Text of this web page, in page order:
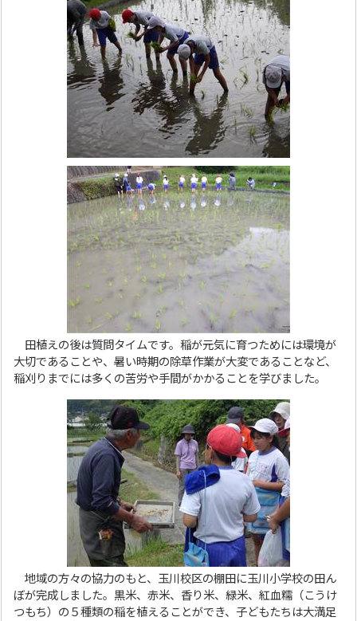
田植えの後は質問タイムです。稲が元気に育つためには環境が
大切であることや、暑い時期の除草作業が大変であることなど、
稲刈りまでには多くの苦労や手間がかかることを学びました。
地域の方々の協力のもと、玉川校区の棚田に玉川小学校の田ん
ぼが完成しました。黒米、赤米、香り米、緑米、紅血糯（こうけ
つもち）の５種類の稲を植えることができ、子どもたちは大満足